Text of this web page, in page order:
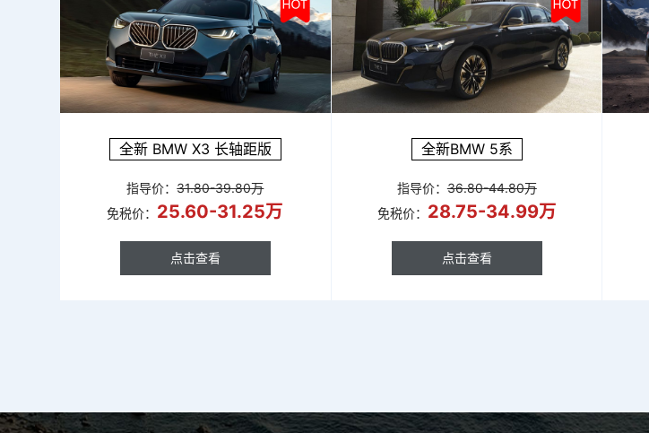
全新 BMW X3 长轴距版
指导价：31.80-39.80万
免税价： 25.60-31.25万
点击查看
全新BMW 5系
指导价：36.80-44.80万
免税价： 28.75-34.99万
点击查看